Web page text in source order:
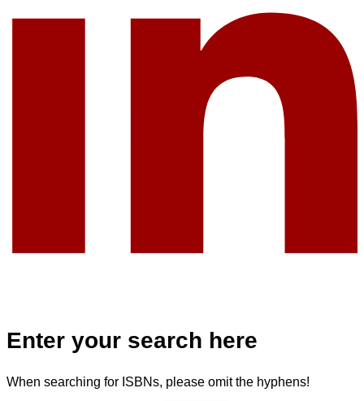
Enter your search here
When searching for ISBNs, please omit the hyphens!